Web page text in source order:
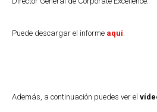
Puede descargar el informe aquí
Además, a continuación puedes ver el